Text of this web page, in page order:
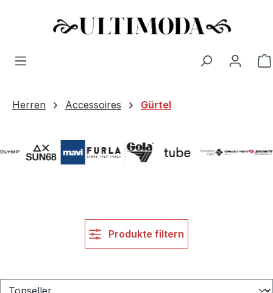
Zum Hauptinhalt springen
Herren Accessoires Gürtel
Produkte filtern